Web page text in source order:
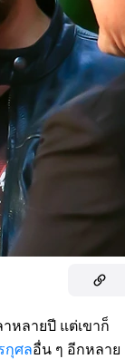
าหลายปี แต่เขาก็
กุศลอื่น ๆ อีกหลาย